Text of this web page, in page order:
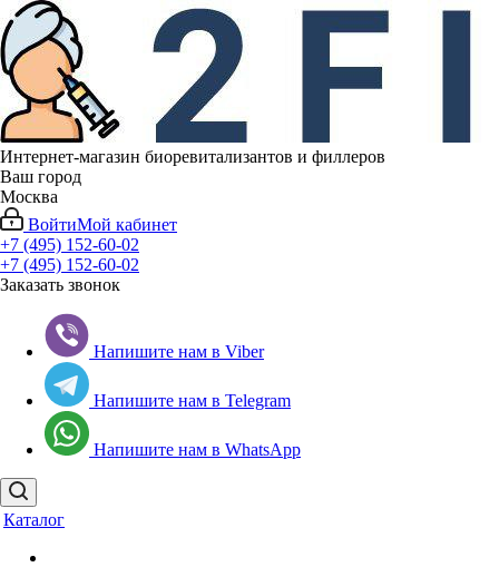
Интернет-магазин биоревитализантов и филлеров
Ваш город
Москва
ВойтиМой кабинет
+7 (495) 152-60-02
+7 (495) 152-60-02
Заказать звонок
Напишите нам в Viber
Напишите нам в Telegram
Напишите нам в WhatsApp
Каталог